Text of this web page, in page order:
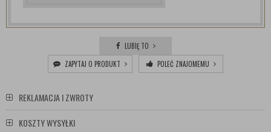
LUBIĘ TO
ZAPYTAJ O PRODUKT
POLEĆ ZNAJOMEMU
REKLAMACJA I ZWROTY
KOSZTY WYSYŁKI